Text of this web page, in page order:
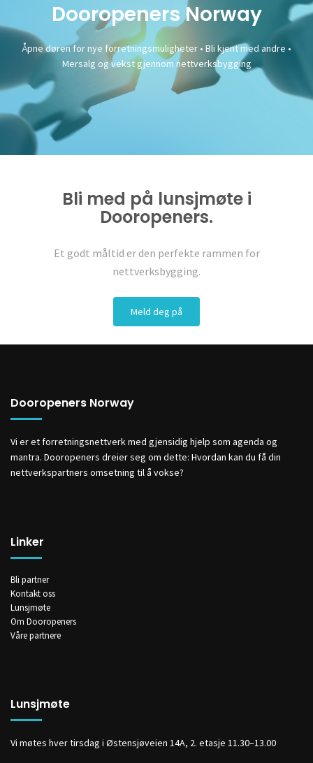
Dooropeners Norway
Åpne døren for nye forretningsmuligheter • Bli kjent med andre •
Mersalg og vekst gjennom nettverksbygging
Bli med på lunsjmøte i
Dooropeners.
Et godt måltid er den perfekte rammen for
nettverksbygging.
Meld deg på
Dooropeners Norway
Vi er et forretningsnettverk med gjensidig hjelp som agenda og
mantra. Dooropeners dreier seg om dette: Hvordan kan du få din
nettverkspartners omsetning til å vokse?
Linker
Bli partner
Kontakt oss
Lunsjmøte
Om Dooropeners
Våre partnere
Lunsjmøte
Vi møtes hver tirsdag i Østensjøveien 14A, 2. etasje 11.30–13.00